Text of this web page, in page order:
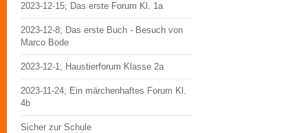
2023-12-15; Das erste Forum Kl. 1a
2023-12-8; Das erste Buch - Besuch von
Marco Bode
2023-12-1; Haustierforum Klasse 2a
2023-11-24; Ein märchenhaftes Forum Kl.
4b
Sicher zur Schule